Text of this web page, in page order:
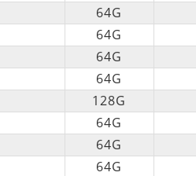
64G
64G
64G
64G
128G
64G
64G
64G